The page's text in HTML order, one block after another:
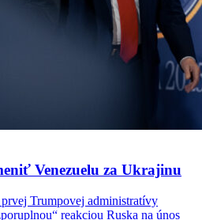
Venezuelu za Ukrajinu
Trumpovej administratívy
reakciou Ruska na únos